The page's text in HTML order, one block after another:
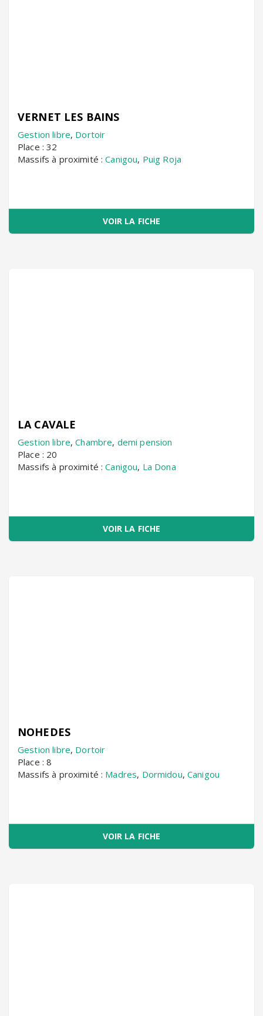
VERNET LES BAINS
Gestion libre, Dortoir
Place : 32
Massifs à proximité :Canigou, Puig Roja
VOIR LA FICHE
LA CAVALE
Gestion libre,Chambre, demi pension
Place : 20
Massifs à proximité :Canigou, La Dona
VOIR LA FICHE
NOHEDES
Gestion libre, Dortoir
Place : 8
Massifs à proximité : Madres, Dormidou,Canigou
VOIR LA FICHE